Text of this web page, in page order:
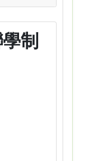
制